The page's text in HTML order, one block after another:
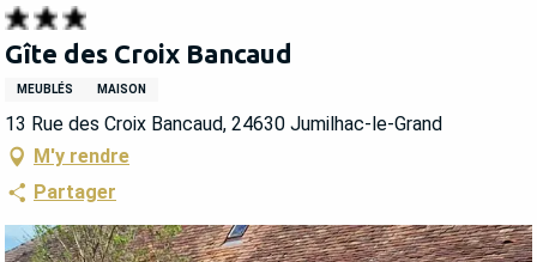
Gîte des Croix Bancaud
MEUBLÉS MAISON
13 Rue des Croix Bancaud, 24630 Jumilhac-le-Grand
M'y rendre
Partager